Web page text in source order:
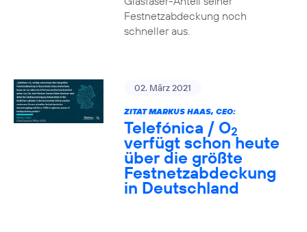
Festnetzabdeckung noch
schneller aus.
02. März 2021
ZITAT MARKUS HAAS, CEO:
Telefónica / O2
verfügt schon heute
über die größte
Festnetzabdeckung
in Deutschland